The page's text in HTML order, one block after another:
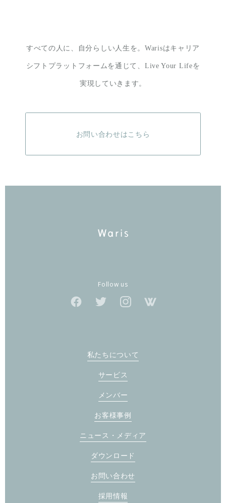
すべての人に、自分らしい人生を。Warisはキャリア
シフトプラットフォームを通じて、 Live Your Lifeを
実現していきます。
お問い合わせはこちら
Follow us
私たちについて
サービス
メンバー
お客様事例
ニュース・メディア
ダウンロード
お問い合わせ
採用情報